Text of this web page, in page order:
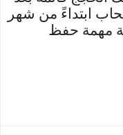
ابتداءً من شهر
مهمة حفظ